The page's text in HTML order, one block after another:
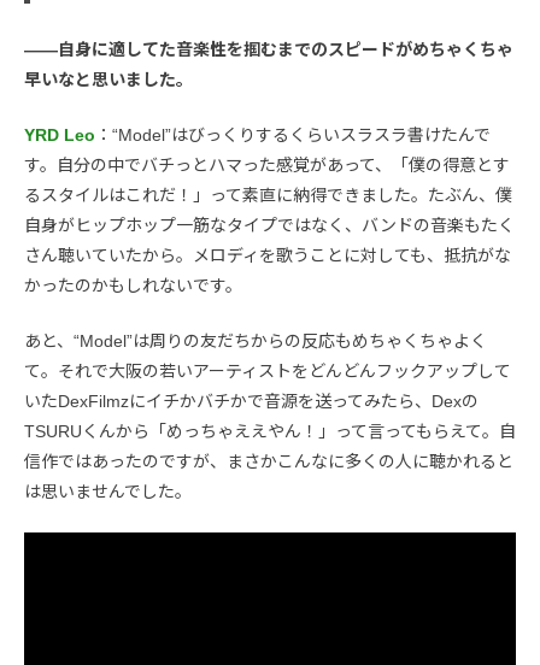
――自身に適してた音楽性を掴むまでのスピードがめちゃくちゃ
早いなと思いました。
YRD Leo ：“Model”はびっくりするくらいスラスラ書けたんで
す。自分の中でバチっとハマった感覚があって、「僕の得意とす
るスタイルはこれだ！」って素直に納得できました。たぶん、僕
自身がヒップホップ一筋なタイプではなく、バンドの音楽もたく
さん聴いていたから。メロディを歌うことに対しても、抵抗がな
かったのかもしれないです。
あと、“Model”は周りの友だちからの反応もめちゃくちゃよく
て。それで大阪の若いアーティストをどんどんフックアップして
いたDexFilmzにイチかバチかで音源を送ってみたら、Dexの
TSURUくんから「めっちゃええやん！」って言ってもらえて。自
信作ではあったのですが、まさかこんなに多くの人に聴かれると
は思いませんでした。